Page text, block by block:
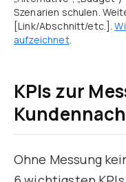
Szenarien schulen.
[Link/Abschnitt/etc.].
aufzeichnet.
KPIs zur
Ohne Messung